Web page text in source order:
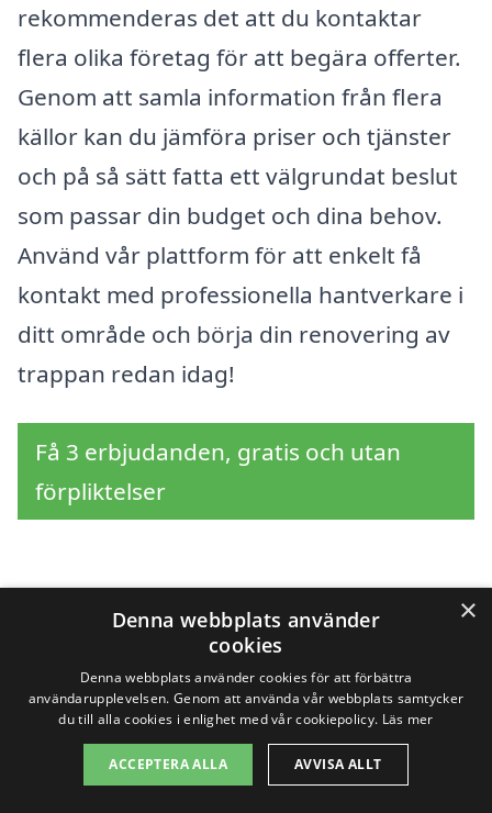
rekommenderas det att du kontaktar
flera olika företag för att begära offerter.
Genom att samla information från flera
källor kan du jämföra priser och tjänster
och på så sätt fatta ett välgrundat beslut
som passar din budget och dina behov.
Använd vår plattform för att enkelt få
kontakt med professionella hantverkare i
ditt område och börja din renovering av
trappan redan idag!
Få 3 erbjudanden, gratis och utan
förpliktelser
Sök efter en
professionell för
renovera trappa i andra
städer nära Tingsryd
×
Denna webbplats använder
cookies
Denna webbplats använder cookies för att förbättra
användarupplevelsen. Genom att använda vår webbplats samtycker
du till alla cookies i enlighet med vår cookiepolicy. Läs mer
ACCEPTERA ALLA AVVISA ALLT